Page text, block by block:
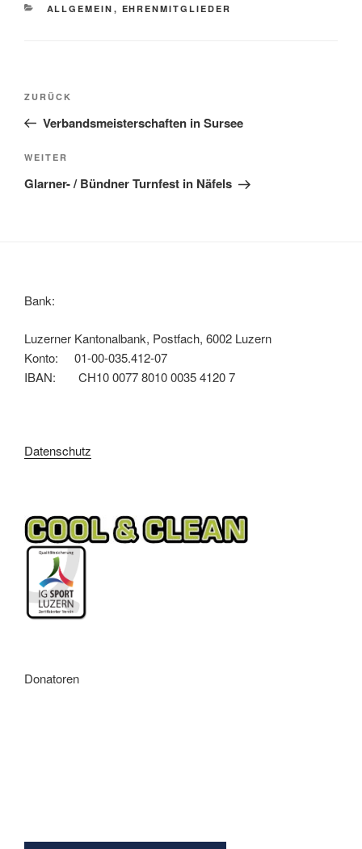
KATEGORIEN
ALLGEMEIN , EHRENMITGLIEDER
Beitragsnavigation
Vorheriger
Beitrag
ZURÜCK
Verbandsmeisterschaften in Sursee
Nächster
Beitrag
WEITER
Glarner- / Bündner Turnfest in Näfels
Bank:
Luzerner Kantonalbank, Postfach, 6002 Luzern
Konto: 01-00-035.412-07
IBAN: CH10 0077 8010 0035 4120 7
Datenschutz
Donatoren